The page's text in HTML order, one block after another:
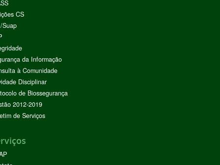
CS
Suap
da Informação
à Comunidade
Disciplinar
de Biossegurança
2012-2019
de Serviços